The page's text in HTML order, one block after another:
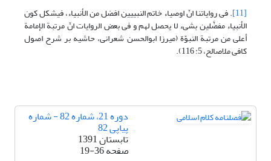
[11]
. فی روایاتنا انّ اوصیاء خاتم النبییین افضل من الأنبیاء، فیشکل کون
الأنبیاء مفضَّلین بشیء لا یحصل لهم و فی بعض الروایات انّ مرتبة الإمامة
أعلی من مرتبة النبوّة (میرزا ابوالحسن شعرانی، حاشیه بر شرح اصول
کافی ملاصالح، 5: 116).
دوره 21، شماره 82 - شماره
پیاپی 82
تابستان 1391
صفحه19-36